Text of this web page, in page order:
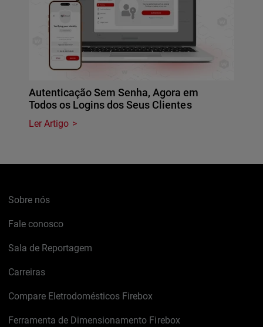
Autenticação Sem Senha, Agora em
Todos os Logins dos Seus Clientes
Ler Artigo
Sobre nós
Fale conosco
Sala de Reportagem
Carreiras
Compare Eletrodomésticos Firebox
Ferramenta de Dimensionamento Firebox